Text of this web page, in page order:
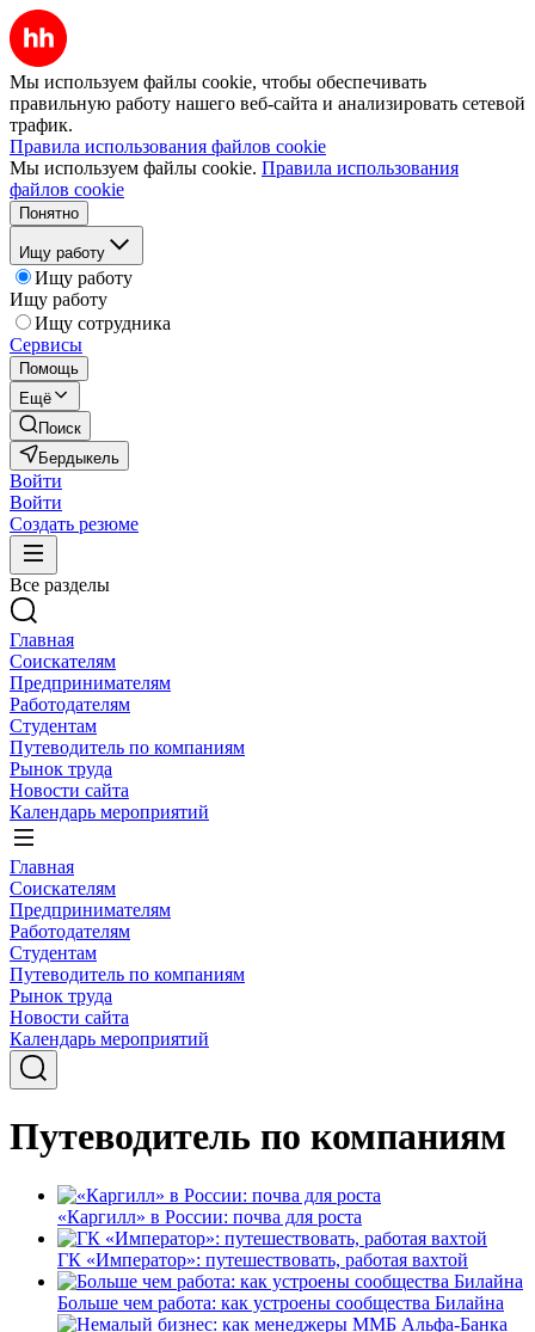
Мы используем файлы cookie, чтобы обеспечивать
правильную работу нашего веб-сайта и анализировать сетевой
трафик.
Правила использования файлов cookie
Мы используем файлы cookie. Правила использования
файлов cookie
Понятно
Ищу работу
Ищу работу
Ищу работу
Ищу сотрудника
Сервисы
Помощь
Ещё
Поиск
Бердыкель
Войти
Войти
Создать резюме
Все разделы
Главная
Соискателям
Предпринимателям
Работодателям
Студентам
Путеводитель по компаниям
Рынок труда
Новости сайта
Календарь мероприятий
Главная
Соискателям
Предпринимателям
Работодателям
Студентам
Путеводитель по компаниям
Рынок труда
Новости сайта
Календарь мероприятий
Путеводитель по компаниям
«Каргилл» в России: почва для роста
ГК «Император»: путешествовать, работая вахтой
Больше чем работа: как устроены сообщества Билайна